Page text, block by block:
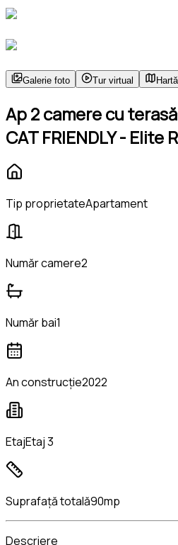
Galerie foto Tur virtual Hartă
Ap 2 camere cu
CAT FRIENDLY - Elite
Tip proprietateApartament
Număr camere2
Număr bai1
An construcție2022
EtajEtaj 3
Suprafață totală90mp
Descriere